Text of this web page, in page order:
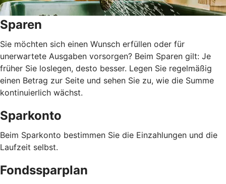
Sparen
Sie möchten sich einen Wunsch erfüllen oder für
unerwartete Ausgaben vorsorgen? Beim Sparen gilt: Je
früher Sie loslegen, desto besser. Legen Sie regelmäßig
einen Betrag zur Seite und sehen Sie zu, wie die Summe
kontinuierlich wächst.
Sparkonto
Beim Sparkonto bestimmen Sie die Einzahlungen und die
Laufzeit selbst.
Fondssparplan